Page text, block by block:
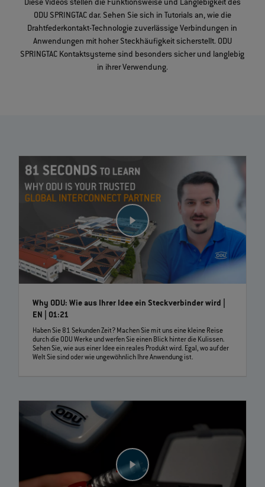
Diese Videos stellen die Funktionsweise und Langlebigkeit des
ODU SPRINGTAC dar. Sehen Sie sich in Tutorials an, wie die
Drahtfederkontakt-Technologie zuverlässige Verbindungen in
Anwendungen mit hoher Steckhäufigkeit sicherstellt. ODU
SPRINGTAC Kontaktsysteme sind besonders sicher und langlebig
in ihrer Verwendung.
Why ODU: Wie aus Ihrer Idee ein Steckverbinder wird |
EN | 01:21
Haben Sie 81 Sekunden Zeit? Machen Sie mit uns eine kleine Reise
durch die ODU Werke und werfen Sie einen Blick hinter die Kulissen.
Sehen Sie, wie aus einer Idee ein reales Produkt wird. Egal, wo auf der
Welt Sie sind oder wie ungewöhnlich Ihre Anwendung ist.